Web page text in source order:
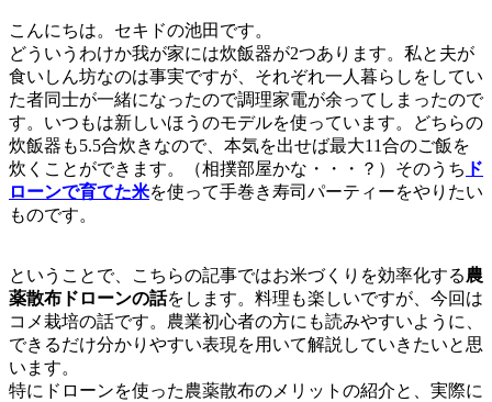
こんにちは。セキドの池田です。
どういうわけか我が家には炊飯器が2つあります。私と夫が
食いしん坊なのは事実ですが、それぞれ一人暮らしをしてい
た者同士が一緒になったので調理家電が余ってしまったので
す。いつもは新しいほうのモデルを使っています。どちらの
炊飯器も5.5合炊きなので、本気を出せば最大11合のご飯を
炊くことができます。（相撲部屋かな・・・？）そのうち ド
ローンで育てた米を使って手巻き寿司パーティーをやりたい
ものです。
ということで、こちらの記事ではお米づくりを効率化する農
薬散布ドローンの話をします。料理も楽しいですが、今回は
コメ栽培の話です。農業初心者の方にも読みやすいように、
できるだけ分かりやすい表現を用いて解説していきたいと思
います。
特にドローンを使った農薬散布のメリットの紹介と、実際に